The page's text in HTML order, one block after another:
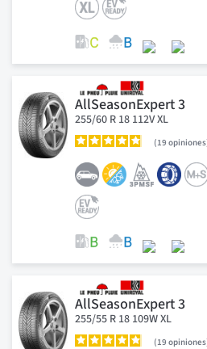
AllSeasonExpert 3
255/60 R 18 112V XL
19 opiniones
AllSeasonExpert 3
255/55 R 18 109W XL
19 opiniones